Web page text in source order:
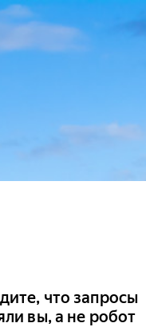
что запросы
вы, а не робот